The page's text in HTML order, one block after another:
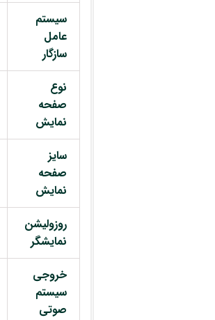
سیستم
عامل
سازگار
نوع
صفحه
نمایش
سایز
صفحه
نمایش
روزولیشن
نمایشگر
خروجی
سیستم
صوتی